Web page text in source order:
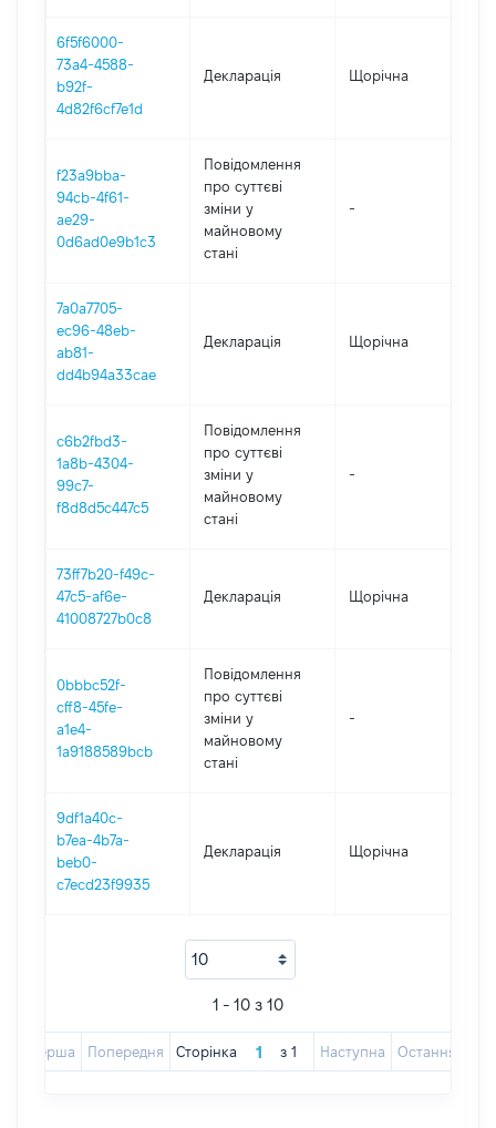
6f5f6000-
73a4-4588-
b92f-
4d82f6cf7e1d
Декларація Щорічна
f23a9bba-
94cb-4f61-
ae29-
0d6ad0e9b1c3
Повідомлення
про суттєві
зміни y
майновому
стані
-
7a0a7705-
ec96-48eb-
ab81-
dd4b94a33cae
Декларація Щорічна
c6b2fbd3-
1a8b-4304-
99c7-
f8d8d5c447c5
Повідомлення
про суттєві
зміни y
майновому
стані
-
73ff7b20-f49c-
47c5-af6e-
41008727b0c8
Декларація Щорічна
0bbbc52f-
cff8-45fe-
a1e4-
1a9188589bcb
Повідомлення
про суттєві
зміни y
майновому
стані
-
9df1a40c-
b7ea-4b7a-
beb0-
c7ecd23f9935
Декларація Щорічна
1 - 10 з 10
Перша Попередня Сторінка з 1 Наступна Остання